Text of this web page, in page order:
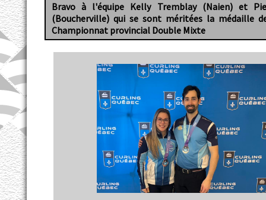
Bravo à l'équipe Kelly Tremblay (Naien) et
(Boucherville) qui se sont méritées la médaille
Championnat provincial Double Mixte